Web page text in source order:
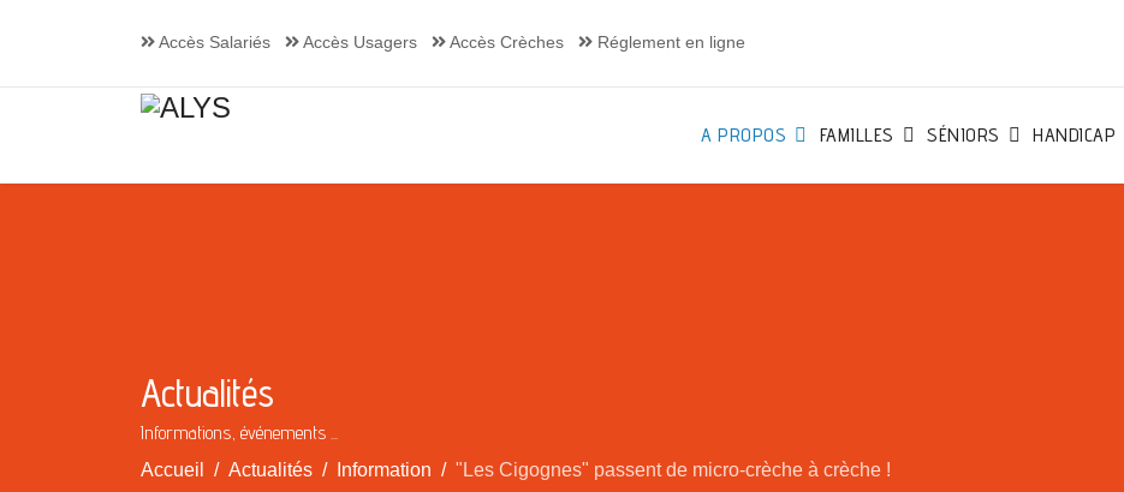
Accès Salariés Accès Usagers Accès Crèches Réglement en ligne
A PROPOS FAMILLES SÉNIORS HANDICAP
Actualités
Informations, événements ...
Accueil Actualités Information "Les Cigognes" passent de micro-crèche à crèche !